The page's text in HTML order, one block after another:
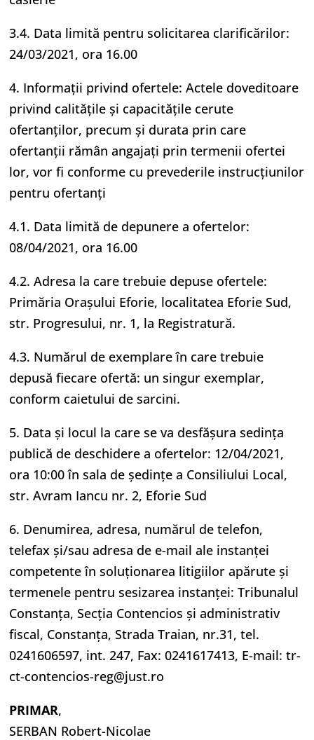
3.4. Data limită pentru solicitarea clarificărilor:
24/03/2021, ora 16.00
4. Informaţii privind ofertele: Actele doveditoare
privind calitățile și capacitățile cerute
ofertanților, precum și durata prin care
ofertanții rămân angajați prin termenii ofertei
lor, vor fi conforme cu prevederile instrucțiunilor
pentru ofertanți
4.1. Data limită de depunere a ofertelor:
08/04/2021, ora 16.00
4.2. Adresa la care trebuie depuse ofertele:
Primăria Orașului Eforie, localitatea Eforie Sud,
str. Progresului, nr. 1, la Registratură.
4.3. Numărul de exemplare în care trebuie
depusă fiecare ofertă: un singur exemplar,
conform caietului de sarcini.
5. Data şi locul la care se va desfăşura sedinţa
publică de deschidere a ofertelor: 12/04/2021,
ora 10:00 în sala de ședințe a Consiliului Local,
str. Avram Iancu nr. 2, Eforie Sud
6. Denumirea, adresa, numărul de telefon,
telefax şi/sau adresa de e-mail ale instanţei
competente în soluţionarea litigiilor apărute şi
termenele pentru sesizarea instanţei: Tribunalul
Constanţa, Secţia Contencios și administrativ
fiscal, Constanța, Strada Traian, nr.31, tel.
0241606597, int. 247, Fax: 0241617413, E-mail: tr-
ct-contencios-reg@just.ro
PRIMAR,
SERBAN Robert-Nicolae